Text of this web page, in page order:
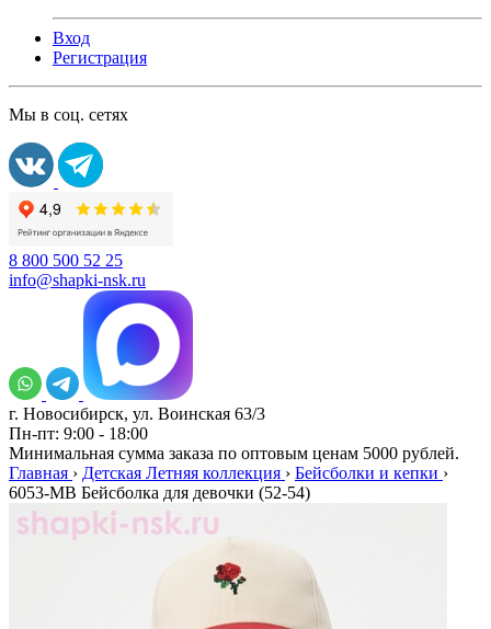
Вход
Регистрация
Мы в соц. сетях
8 800 500 52 25
info@shapki-nsk.ru
г. Новосибирск, ул. Воинская 63/3
Пн-пт: 9:00 - 18:00
Минимальная сумма заказа по оптовым ценам 5000 рублей.
Главная › Детская Летняя коллекция › Бейсболки и кепки ›
6053-МB Бейсболка для девочки (52-54)